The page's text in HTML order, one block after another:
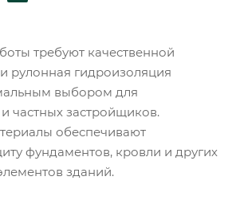
требуют качественной
рулонная гидроизоляция
выбором для
частных застройщиков.
обеспечивают
фундаментов, кровли и других
зданий.